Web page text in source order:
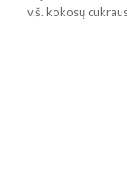
v.š. kokosų